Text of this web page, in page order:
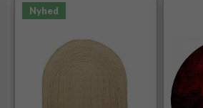
Nyhed